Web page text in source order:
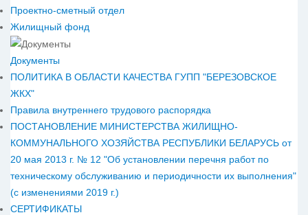
Проектно-сметный отдел
Жилищный фонд
Документы
ПОЛИТИКА В ОБЛАСТИ КАЧЕСТВА ГУПП "БЕРЕЗОВСКОЕ
ЖКХ"
Правила внутреннего трудового распорядка
ПОСТАНОВЛЕНИЕ МИНИСТЕРСТВА ЖИЛИЩНО-
КОММУНАЛЬНОГО ХОЗЯЙСТВА РЕСПУБЛИКИ БЕЛАРУСЬ от
20 мая 2013 г. № 12 "Об установлении перечня работ по
техническому обслуживанию и периодичности их выполнения"
(с изменениями 2019 г.)
СЕРТИФИКАТЫ